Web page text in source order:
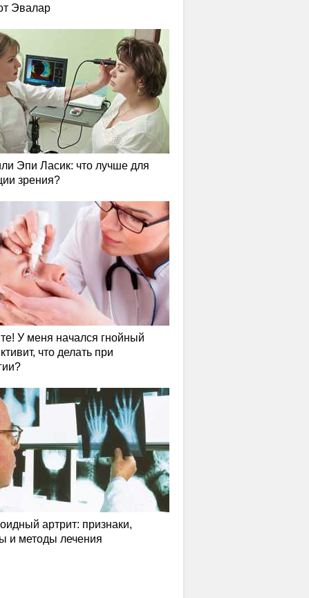
Эвалар
Эпи Ласик: что лучше для
зрения?
У меня начался гнойный
что делать при
артрит: признаки,
и методы лечения